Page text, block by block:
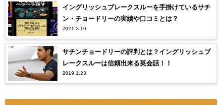
イングリッシュブレークスルーを手掛けているサチ
ン・チョードリーの実績や口コミとは？
2021.2.10
サチンチョードリーの評判とは？イングリッシュブ
レークスルーは信頼出来る英会話！！
2019.1.23